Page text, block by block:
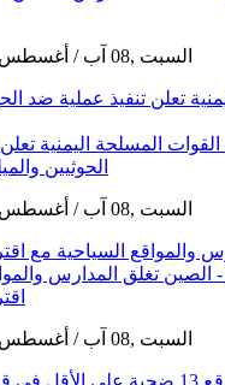
GMT 14:57 2026 السبت ,08 آب / أغسطس
تعلن تنفيذ عملية ضد
GMT 14:48 2026 السبت ,08 آب / أغسطس
والمواقع السياحية مع
GMT 14:40 2026 السبت ,08 آب / أغسطس
هجوم مسلح يوقع 13 ضحية على